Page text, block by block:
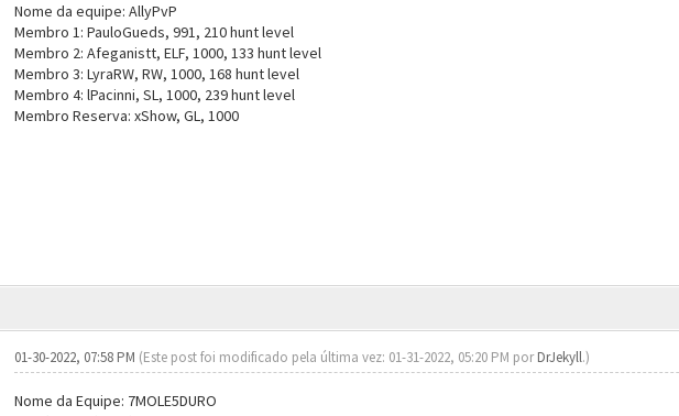
Nome da equipe: AllyPvP
Membro 1: PauloGueds, 991, 210 hunt level
Membro 2: Afeganistt, ELF, 1000, 133 hunt level
Membro 3: LyraRW, RW, 1000, 168 hunt level
Membro 4: lPacinni, SL, 1000, 239 hunt level
Membro Reserva: xShow, GL, 1000
01-30-2022, 07:58 PM (Este post foi modificado pela última vez: 01-31-2022, 05:20 PM porDrJekyll.)
Nome da Equipe: 7MOLE5DURO